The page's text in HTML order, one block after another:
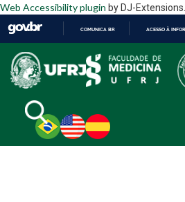
Web Accessibility plugin by DJ-
PARA
O
CONTEÚDO
COMUNICA BR ACESSO À